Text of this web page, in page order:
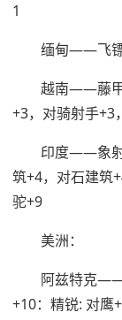
1
缅甸——飞
越南——藤甲
+3，对骑射手+3
印度——象射
筑+4，对石建筑
驼+9
美洲：
阿兹特克——
+10：精锐: 对鹰